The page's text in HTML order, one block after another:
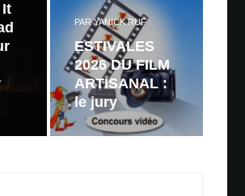
It
PARYANICK RUF
ESTIVALES
2026 DU FILM
ARTISANAL :
le jury